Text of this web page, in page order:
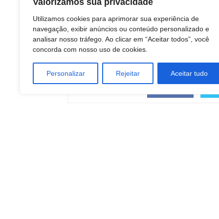
Valorizamos sua privacidade
Utilizamos cookies para aprimorar sua experiência de
navegação, exibir anúncios ou conteúdo personalizado e
analisar nosso tráfego. Ao clicar em “Aceitar todos”, você
concorda com nosso uso de cookies.
Personalizar Rejeitar Aceitar tudo
TAGS
ATACADO E VAREJO
INDÚSTRIA DE DURÁVEIS
MARKETING
MÍDIA
negocios